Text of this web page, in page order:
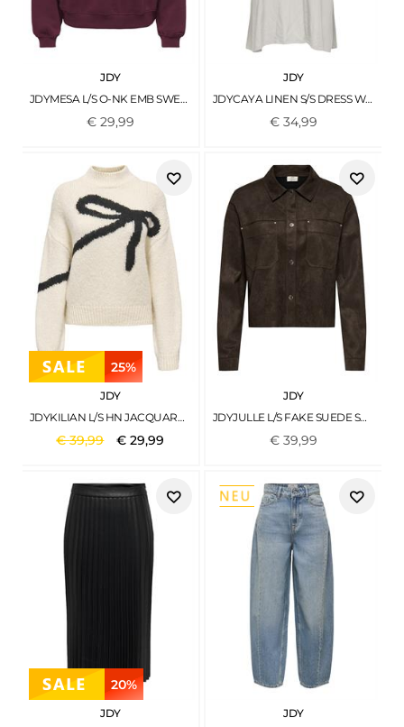
JDY
JDYMESA L/S O-NK EMB SWEAT JRS NOOS WINDSOR WINE
€ 29,99
JDY
JDYCAYA LINEN S/S DRESS WVN NOOS MOONBEAM
€34,99
25%
JDY
JDYKILIAN L/S HN JACQUARD PULLOVER KNT WHITECAP GRAY
€39,99 €29,99
JDY
JDYJULLE L/S FAKE SUEDE SHIRT JRS NOOS COFFEE BEAN
€39,99
20%
JDY
JDY